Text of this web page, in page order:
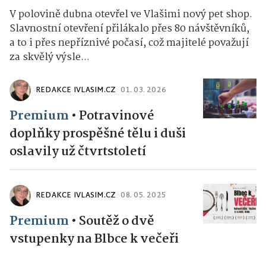
V polovině dubna otevřel ve Vlašimi nový pet shop.
Slavnostní otevření přilákalo přes 80 návštěvníků,
a to i přes nepříznivé počasí, což majitelé považují
za skvělý výsle...
REDAKCE IVLASIM.CZ 01. 03. 2026
Premium • Potravinové
doplňky prospěšné tělu i duši
oslavily už čtvrtstoletí
REDAKCE IVLASIM.CZ 08. 05. 2025
Premium • Soutěž o dvě
vstupenky na Blbce k večeři